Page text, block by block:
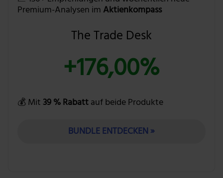
Premium-Analysen im Aktienkompass
The Trade Desk
+176,00%
💰 Mit 39 % Rabattauf beide Produkte
BUNDLE ENTDECKEN »